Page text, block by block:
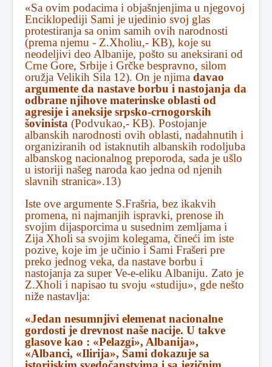
«Sa ovim podacima i objašnjenjima u njegovoj
Enciklopediji Sami je ujedinio svoj glas
protestiranja sa onim samih ovih narodnosti
(prema njemu - Z.Xholiu,- KB), koje su
neodeljivi deo Albanije, pošto su aneksirani od
Crne Gore, Srbije i Grčke bespravno, silom
oružja Velikih Sila 12). On je njima davao
argumente da nastave borbu i nastojanja da
odbrane njihove materinske oblasti od
agresije i aneksije srpsko-crnogorskih
šovinista (Podvukao,- KB). Postojanje
albanskih narodnosti ovih oblasti, nadahnutih i
organiziranih od istaknutih albanskih rodoljuba
albanskog nacionalnog preporoda, sada je ušlo
u istoriji našeg naroda kao jedna od njenih
slavnih stranica».13)
Iste ove argumente S.Frašria, bez ikakvih
promena, ni najmanjih ispravki, prenose ih
svojim dijasporcima u susednim zemljama i
Zija Xholi sa svojim kolegama, čineći im iste
pozive, koje im je učinio i Sami Frašeri pre
preko jednog veka, da nastave borbu i
nastojanja za super Ve-e-eliku Albaniju. Zato je
Z.Xholi i napisao tu svoju «studiju», gde nešto
niže nastavlja:
«Jedan nesumnjivi elemenat nacionalne
gordosti je drevnost naše nacije. U takve
glasove kao : «Pelazgi», Albanija»,
«Albanci, «Ilirija», Sami dokazuje sa